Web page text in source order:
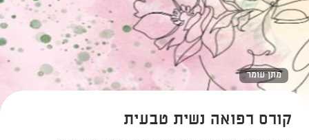
מתן עומר
קורס רפואה נשית טבעית